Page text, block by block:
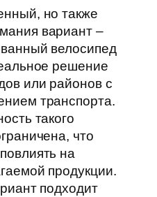
но также
вариант –
велосипед
решение
или районов с
транспорта.
такого
что
на
продукции.
подходит